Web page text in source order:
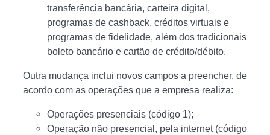
transferência bancária, carteira digital,
programas de cashback, créditos virtuais e
programas de fidelidade, além dos tradicionais
boleto bancário e cartão de crédito/débito.
Outra mudança inclui novos campos a preencher, de
acordo com as operações que a empresa realiza:
Operações presenciais (código 1);
Operação não presencial, pela internet (código